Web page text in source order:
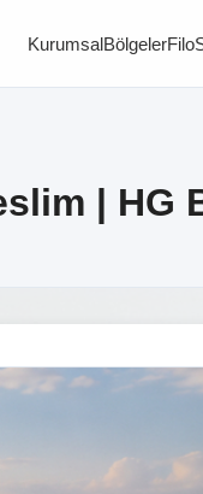
KurumsalBölgelerFilo
| HG